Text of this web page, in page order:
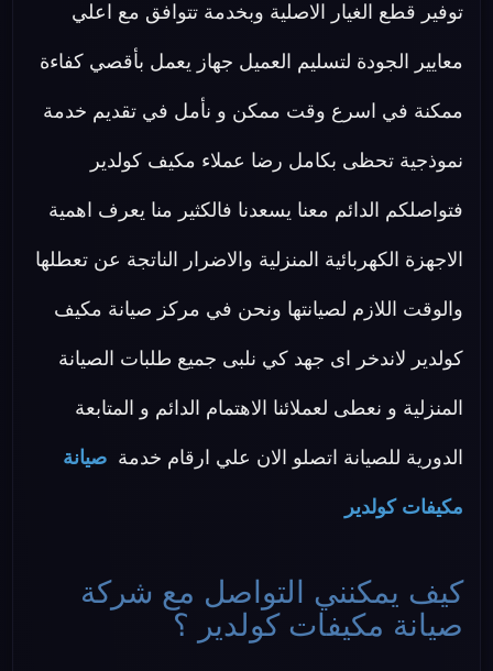
توفير قطع الغيار الاصلية وبخدمة تتوافق مع اعلي
معايير الجودة لتسليم العميل جهاز يعمل بأقصي كفاءة
ممكنة في اسرع وقت ممكن و نأمل في تقديم خدمة
نموذجية تحظى بكامل رضا عملاء مكيف كولدير
فتواصلكم الدائم معنا يسعدنا فالكثير منا يعرف اهمية
الاجهزة الكهربائية المنزلية والاضرار الناتجة عن تعطلها
والوقت اللازم لصيانتها ونحن في مركز صيانة مكيف
كولدير لاندخر اى جهد كي نلبى جميع طلبات الصيانة
المنزلية و نعطى لعملائنا الاهتمام الدائم و المتابعة
الدورية للصيانة اتصلو الان علي ارقام خدمة صيانة
مكيفات كولدير
كيف يمكنني التواصل مع شركة
صيانة مكيفات كولدير ؟